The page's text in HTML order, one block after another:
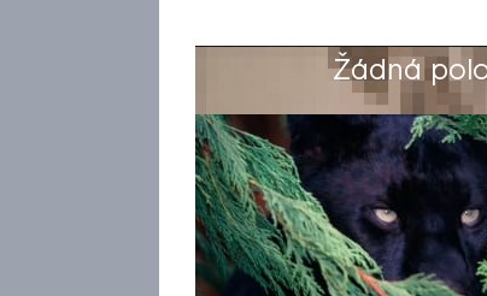
Žádná
Výběr redakce